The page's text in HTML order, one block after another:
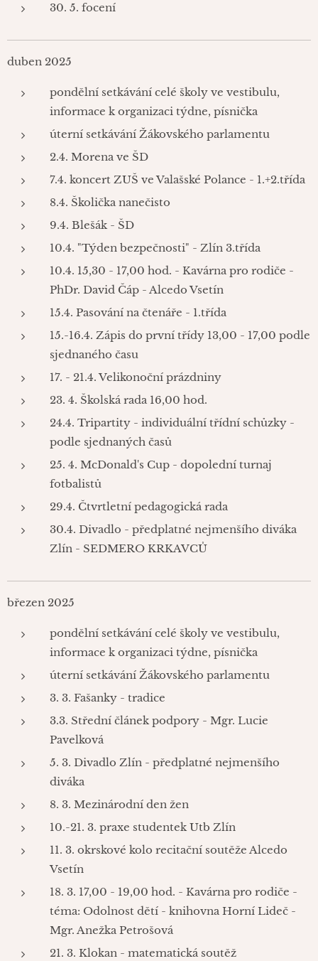
30. 5. focení
duben 2025
pondělní setkávání celé školy ve vestibulu,
informace k organizaci týdne, písnička
úterní setkávání Žákovského parlamentu
2.4. Morena ve ŠD
7.4. koncert ZUŠ ve Valašské Polance - 1.+2.třída
8.4. Školička nanečisto
9.4. Blešák - ŠD
10.4. "Týden bezpečnosti" - Zlín 3.třída
10.4. 15,30 - 17,00 hod. - Kavárna pro rodiče -
PhDr. David Čáp - Alcedo Vsetín
15.4. Pasování na čtenáře - 1.třída
15.-16.4. Zápis do první třídy 13,00 - 17,00 podle
sjednaného času
17. - 21.4. Velikonoční prázdniny
23. 4. Školská rada 16,00 hod.
24.4. Tripartity - individuální třídní schůzky -
podle sjednaných časů
25. 4. McDonald's Cup - dopolední turnaj
fotbalistů
29.4. Čtvrtletní pedagogická rada
30.4. Divadlo - předplatné nejmenšího diváka
Zlín - SEDMERO KRKAVCŮ
březen 2025
pondělní setkávání celé školy ve vestibulu,
informace k organizaci týdne, písnička
úterní setkávání Žákovského parlamentu
3. 3. Fašanky - tradice
3.3. Střední článek podpory - Mgr. Lucie
Pavelková
5. 3. Divadlo Zlín - předplatné nejmenšího
diváka
8. 3. Mezinárodní den žen
10.-21. 3. praxe studentek Utb Zlín
11. 3. okrskové kolo recitační soutěže Alcedo
Vsetín
18. 3. 17,00 - 19,00 hod. - Kavárna pro rodiče -
téma: Odolnost dětí - knihovna Horní Lideč -
Mgr. Anežka Petrošová
21. 3. Klokan - matematická soutěž